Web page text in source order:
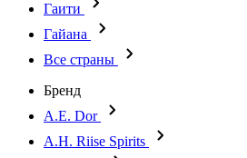
Гаити
Гайана
Все страны
Бренд
A.E. Dor
A.H. Riise Spirits